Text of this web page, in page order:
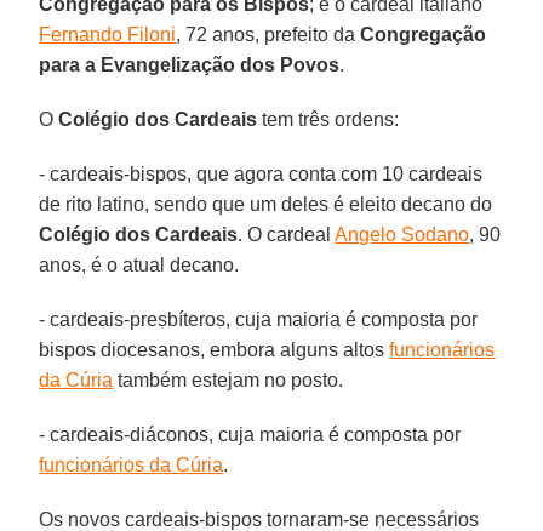
Fernando Filoni, 72 anos, prefeito daCongregação
para a Evangelização dos Povos.
OColégio dos Cardeais tem três ordens:
- cardeais-bispos, que agora conta com 10 cardeais
de rito latino, sendo que um deles é eleito decano do
Colégio dos Cardeais. O cardealAngelo Sodano, 90
anos, é o atual decano.
- cardeais-presbíteros, cuja maioria é composta por
bispos diocesanos, embora alguns altosfuncionários
da Cúria também estejam no posto.
- cardeais-diáconos, cuja maioria é composta por
funcionários da Cúria.
Os novos cardeais-bispos tornaram-se necessários